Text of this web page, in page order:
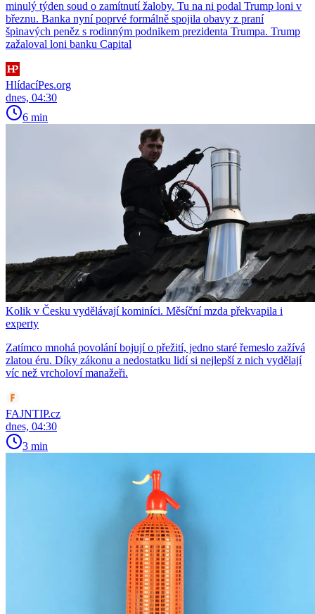
minulý týden soud o zamítnutí žaloby. Tu na ni podal Trump loni v
březnu. Banka nyní poprvé formálně spojila obavy z praní
špinavých peněz s rodinným podnikem prezidenta Trumpa. Trump
zažaloval loni banku Capital
HlídacíPes.org
dnes, 04:30
6 min
Kolik v Česku vydělávají kominíci. Měsíční mzda překvapila i
experty
Zatímco mnohá povolání bojují o přežití, jedno staré řemeslo zažívá
zlatou éru. Díky zákonu a nedostatku lidí si nejlepší z nich vydělají
víc než vrcholoví manažeři.
FAJNTIP.cz
dnes, 04:30
3 min